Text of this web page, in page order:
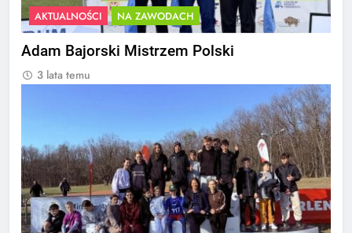
AKTUALNOŚCI NA ZAWODACH
Adam Bajorski Mistrzem Polski
3 lata temu